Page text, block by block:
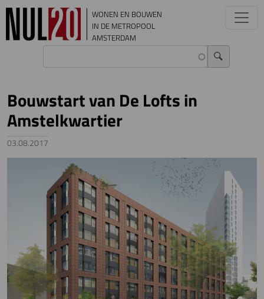
Overslaan en naar de inhoud gaan
WONEN EN BOUWEN
IN DE METROPOOL
AMSTERDAM
Bouwstart van De Lofts in
Amstelkwartier
03.08.2017